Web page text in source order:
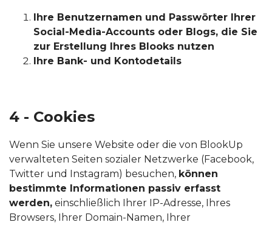
Ihre Benutzernamen und Passwörter Ihrer
Social-Media-Accounts oder Blogs, die Sie
zur Erstellung Ihres Blooks nutzen
Ihre Bank- und Kontodetails
4 - Cookies
Wenn Sie unsere Website oder die von BlookUp
verwalteten Seiten sozialer Netzwerke (Facebook,
Twitter und Instagram) besuchen, können
bestimmte Informationen passiv erfasst
werden, einschließlich Ihrer IP-Adresse, Ihres
Browsers, Ihrer Domain-Namen, Ihrer